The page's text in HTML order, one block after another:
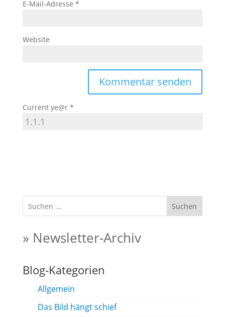
E-Mail-Adresse *
Website
Current ye@r *
Suchen
» Newsletter-Archiv
Blog-Kategorien
Allgemein
Das Bild hängt schief